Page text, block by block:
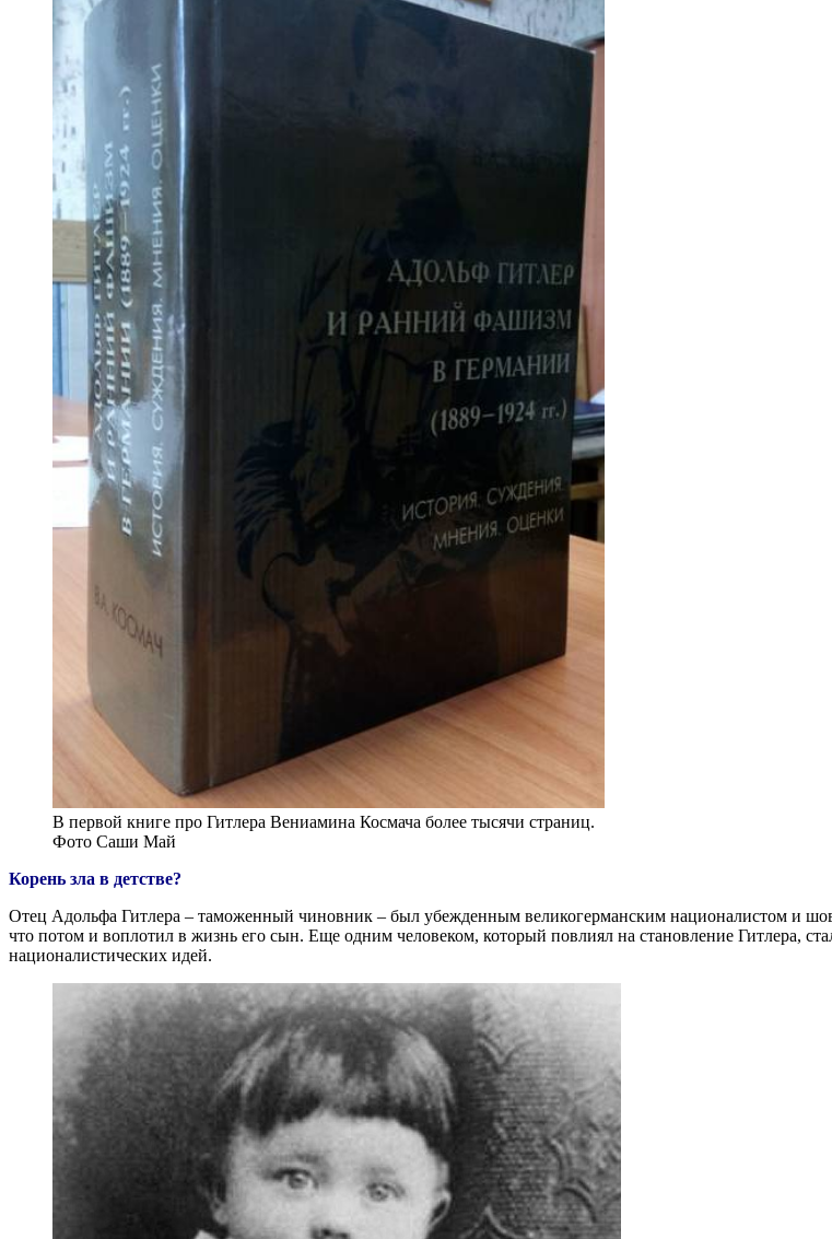
В первой книге про Гитлера Вениамина Космача более тысячи страниц.
Фото Саши Май
Корень зла в детстве?
Отец Адольфа Гитлера – таможенный чиновник – был убежденным великогерманским националистом и
что потом и воплотил в жизнь его сын. Еще одним человеком, который повлиял на становление Гитлера,
националистических идей.